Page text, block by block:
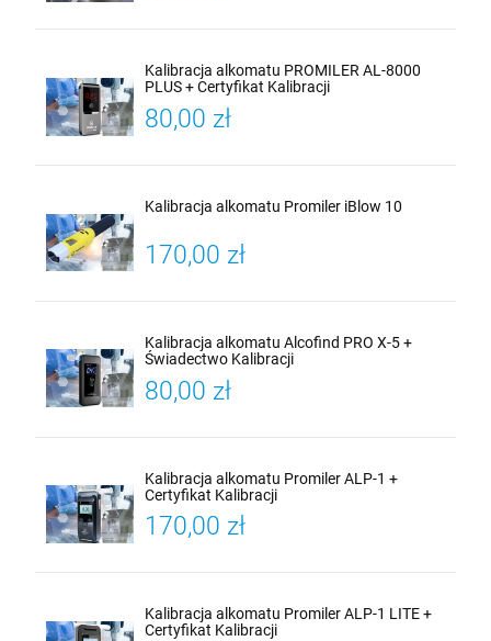
Kalibracja alkomatu PROMILER AL-8000
PLUS + Certyfikat Kalibracji
80,00 zł
Kalibracja alkomatu Promiler iBlow 10
170,00 zł
Kalibracja alkomatu Alcofind PRO X-5 +
Świadectwo Kalibracji
80,00 zł
Kalibracja alkomatu Promiler ALP-1 +
Certyfikat Kalibracji
170,00 zł
Kalibracja alkomatu Promiler ALP-1 LITE +
Certyfikat Kalibracji